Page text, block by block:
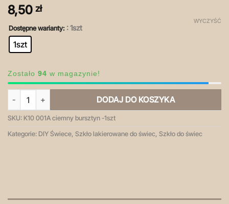
8,50 zł
Dostępne warianty: : 1szt
1szt
WYCZYŚĆ
Zostało 94 w magazynie!
ilość K10 001A ciemny bursztyn - pojemnik szklany z pokrywką
DODAJ DO KOSZYKA
SKU: K10 001A ciemny bursztyn -1szt
Kategorie: DIY Świece, Szkło lakierowane do świec, Szkło do świec